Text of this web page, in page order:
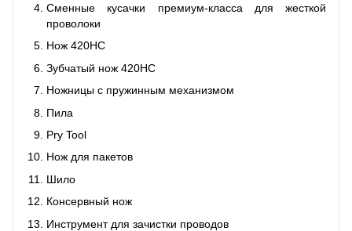
Сменные кусачки премиум-класса для жесткой
проволоки
Нож 420HC
Зубчатый нож 420HC
Ножницы с пружинным механизмом
Пила
Pry Tool
Нож для пакетов
Шило
Консервный нож
Инструмент для зачистки проводов